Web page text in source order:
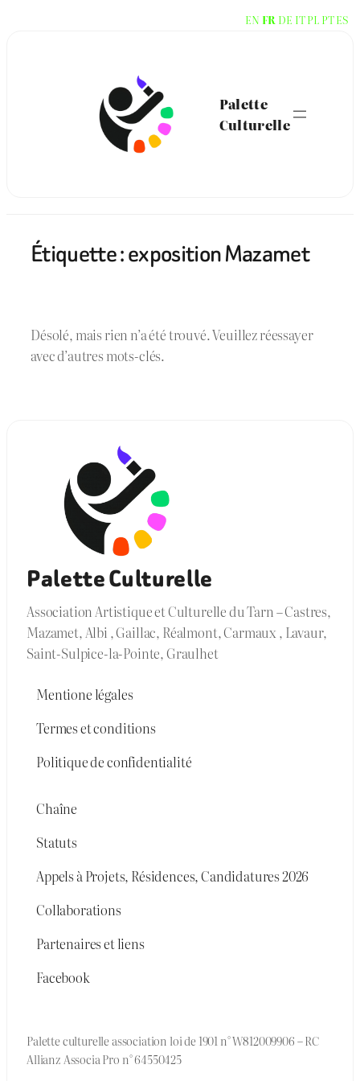
Palette
Culturelle
Étiquette :exposition Mazamet
Désolé, mais rien n’a été trouvé. Veuillez réessayer
avec d’autres mots-clés.
Palette Culturelle
Association Artistique et Culturelle du Tarn – Castres,
Mazamet, Albi , Gaillac, Réalmont, Carmaux , Lavaur,
Saint-Sulpice-la-Pointe, Graulhet
Mentione légales
Termes et conditions
Politique de confidentialité
Chaîne
Statuts
Appels à Projets, Résidences, Candidatures 2026
Collaborations
Partenaires et liens
Facebook
Palette culturelle association loi de 1901 n° W812009906 – RC
Allianz Associa Pro n° 64550425
EN FR DE ITPL PTES